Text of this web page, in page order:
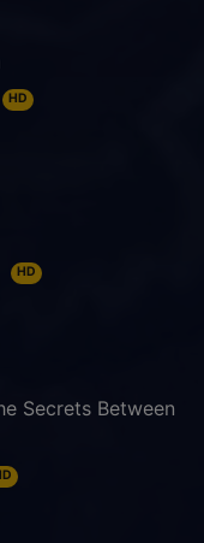
HD
HD
Secrets Between